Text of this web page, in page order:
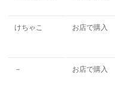
けちゃこ お店で購入
－ お店で購入